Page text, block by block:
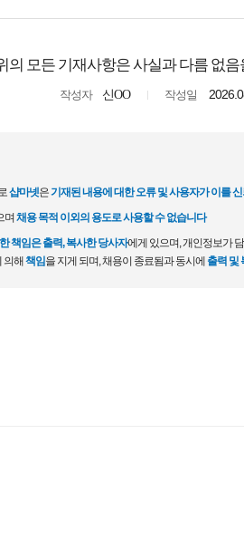
의 모든 기재사항은 사실과 다름 없
작성자 신OO 작성일
샵마넷은기재된 내용에 대한 오류 및 사용자가 이를
며채용 목적 이외의 용도로 사용할 수 없습니다
책임은 출력, 복사한 당사자에게 있으며, 개인정보가
의해책임을 지게 되며, 채용이 종료됨과 동시에 출력 및